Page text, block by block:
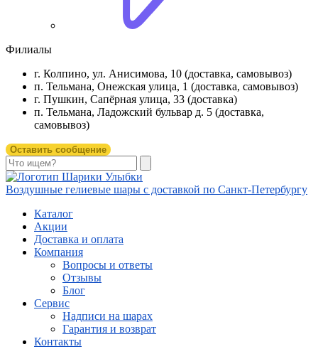
Филиалы
г. Колпино, ул. Анисимова, 10 (доставка, самовывоз)
п. Тельмана, Онежская улица, 1 (доставка, самовывоз)
г. Пушкин, Сапёрная улица, 33 (доставка)
п. Тельмана, Ладожский бульвар д. 5 (доставка,
самовывоз)
Оставить сообщение
Воздушные гелиевые шары с доставкой по Санкт-Петербургу
Каталог
Акции
Доставка и оплата
Компания
Вопросы и ответы
Отзывы
Блог
Сервис
Надписи на шарах
Гарантия и возврат
Контакты